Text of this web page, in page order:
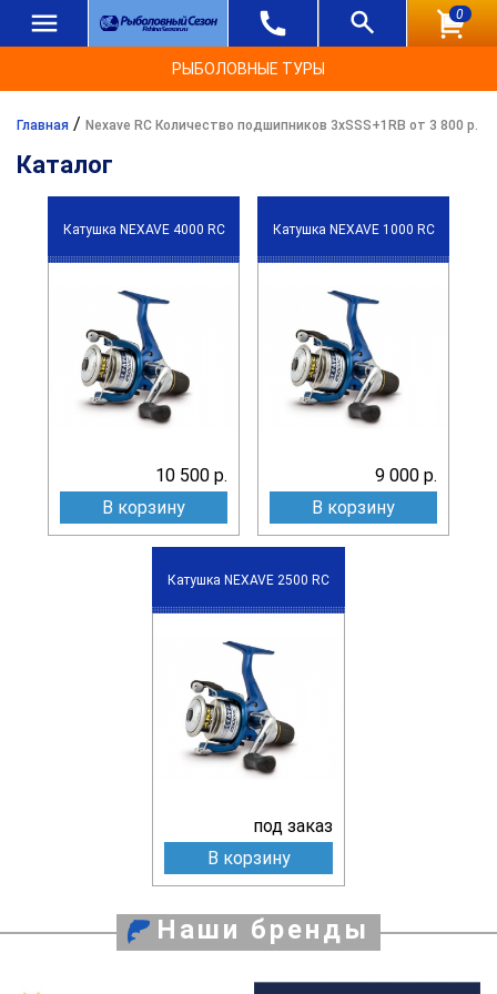
0
РЫБОЛОВНЫЕ ТУРЫ
Главная / Nexave RC Количество подшипников 3xSSS+1RB от 3 800 р.
Каталог
Катушка NEXAVE 4000 RC
10 500 р.
В корзину
Катушка NEXAVE 1000 RC
9 000 р.
В корзину
Катушка NEXAVE 2500 RC
под заказ
В корзину
Наши бренды